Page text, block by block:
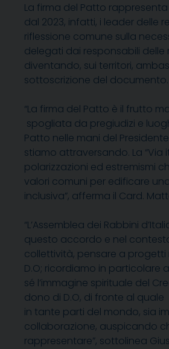
La firma del Patto
dal 2023, infatti, i leader delle
riflessione comune sulla
delegati dai responsabili
diventando, sui territori,
sottoscrizione del documento.
“La firma del Patto è il frutto
spogliata da pregiudizi e
Patto nelle mani del
stiamo attraversando. La
polarizzazioni ed estremismi
valori comuni per edificare
inclusiva”, afferma il Card.
“L’Assemblea dei Rabbini
questo accordo e nel
collettività, pensare a progetti
D.O; ricordiamo in particolare
sé l’immagine spirituale del
dono di D.O, di fronte al quale
in tante parti del mondo, sia
collaborazione, auspicando
rappresentare”, sottolinea